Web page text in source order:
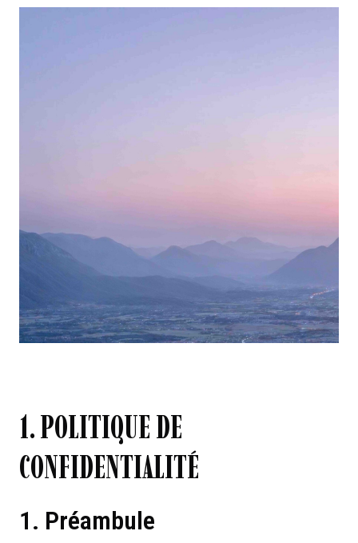
1. POLITIQUE DE
CONFIDENTIALITÉ
1. Préambule